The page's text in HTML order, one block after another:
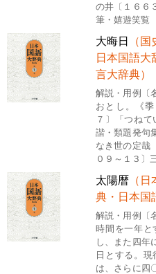
の井〔１６６
筆・嬉遊笑覧
大晦日
（
日本国語大
言大辞典）
解説・用例〔
おとし。《
７〕「つね
諧・類題発句
なき世の定哉
０９～１３〕
太陽暦 （
典・日本国
解説・用例〔
時間を一年と
し、また四年
日とする。
は、さらに四